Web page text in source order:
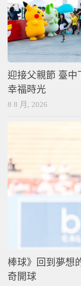
迎接父親節 臺中
幸福時光
8 8 月, 2026
棒球》回到夢想
奇開球